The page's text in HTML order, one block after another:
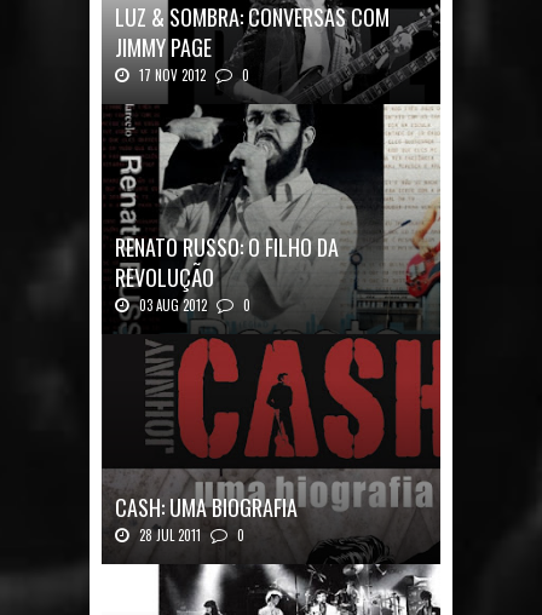
LUZ & SOMBRA: CONVERSAS COM
JIMMY PAGE
17 NOV 2012 0
Luz & Sombra: Conversas com Jimmy Pag...
RENATO RUSSO: O FILHO DA
REVOLUÇÃO
03 AUG 2012 0
Renato Russo: O Filho da Revolução Autor: Car...
CASH: UMA BIOGRAFIA
28 JUL 2011 0
Quadrinhos alemães contam a história de um